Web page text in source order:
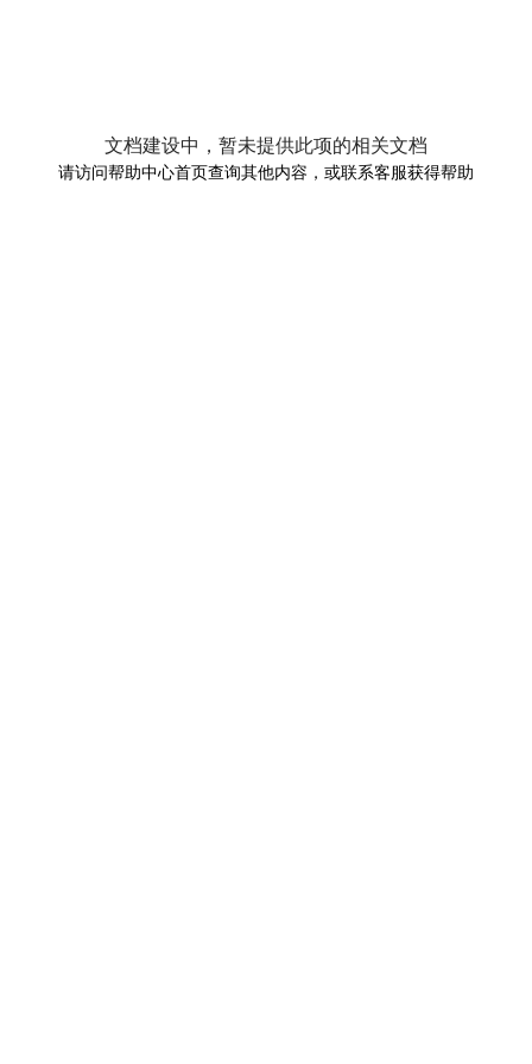
文档建设中，暂未提供此项的相关文档
请访问帮助中心首页查询其他内容，或联系客服获得帮助